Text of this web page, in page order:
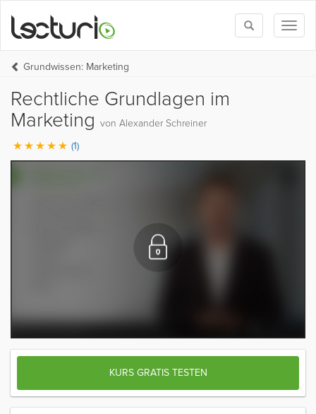
Toggle
search
Grundwissen: Marketing
Rechtliche Grundlagen im
Marketing von Alexander Schreiner
(1)
KURS GRATIS TESTEN